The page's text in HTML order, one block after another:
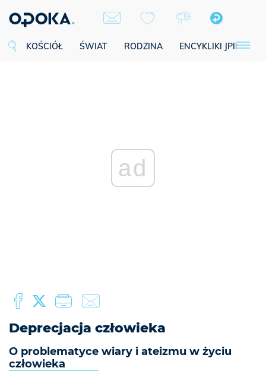
KOŚCIÓŁ ŚWIAT RODZINA ENCYKLIKI JPII
ad
Deprecjacja człowieka
O problematyce wiary i ateizmu w życiu
człowieka